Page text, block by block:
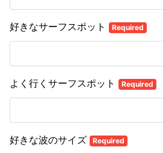
好きなサーフスポット Required
よく行くサーフスポット Required
好きな波のサイズ Required